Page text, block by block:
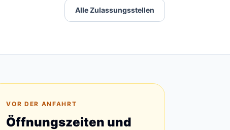
Alle Zulassungsstellen
VOR DER ANFAHRT
Öffnungszeiten und